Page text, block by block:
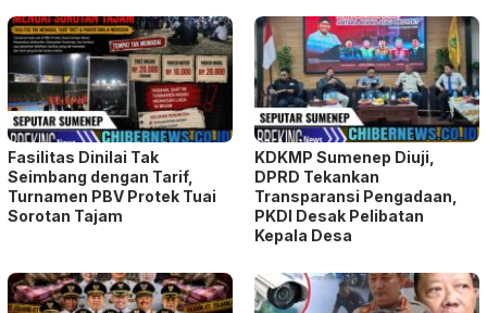
Fasilitas Dinilai Tak
Seimbang dengan Tarif,
Turnamen PBV Protek Tuai
Sorotan Tajam
KDKMP Sumenep Diuji,
DPRD Tekankan
Transparansi Pengadaan,
PKDI Desak Pelibatan
Kepala Desa